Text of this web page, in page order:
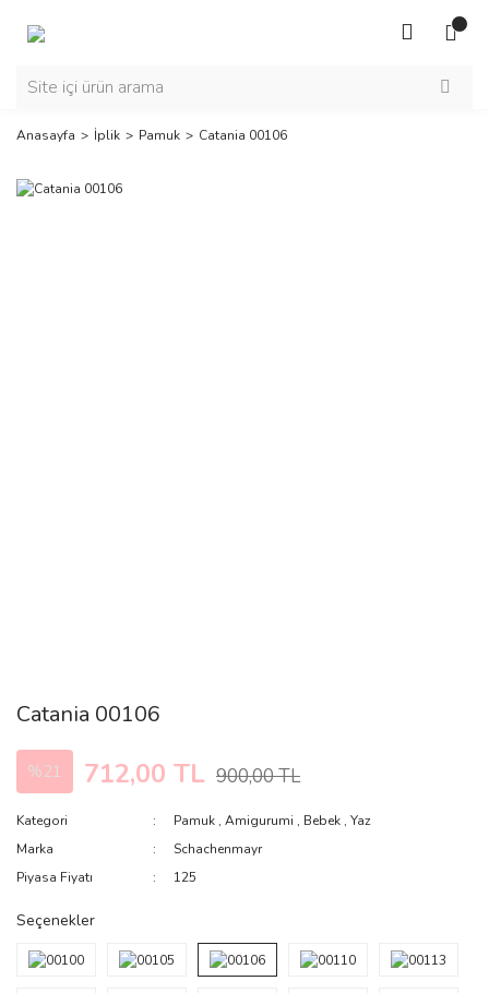
Anasayfa İplik Pamuk Catania 00106
Catania 00106
%21 712,00 TL 900,00 TL
Kategori Pamuk ,Amigurumi , Bebek ,Yaz
Marka
Schachenmayr
Piyasa Fiyatı
125
Seçenekler